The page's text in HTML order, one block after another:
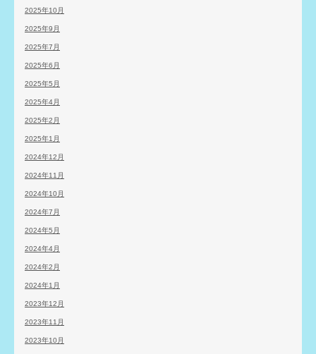
2025年10月
2025年9月
2025年7月
2025年6月
2025年5月
2025年4月
2025年2月
2025年1月
2024年12月
2024年11月
2024年10月
2024年7月
2024年5月
2024年4月
2024年2月
2024年1月
2023年12月
2023年11月
2023年10月